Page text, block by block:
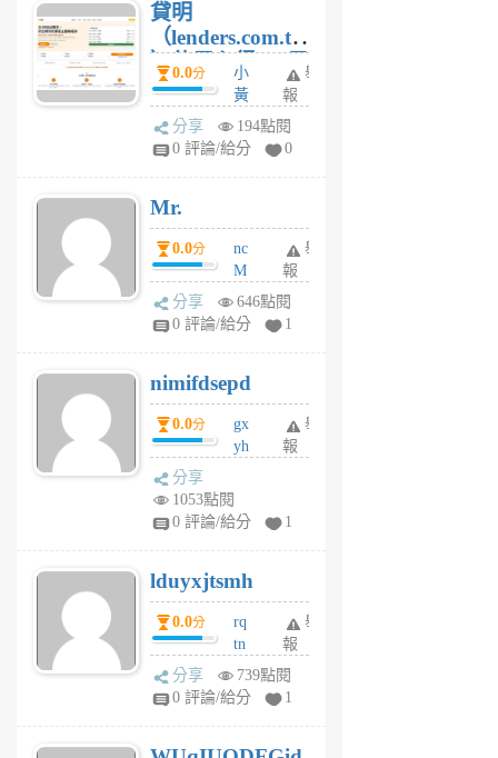
貸明
（lenders.com.tw
）使用心得 — 民
間貸款比較平台
體驗
0.0分
小
黃
蜂
1
舉
報
分享
194點閱
0 評論/給分
0
Mr.
0.0分
nc
M
U
F
U
5
個
月
舉
報
分享
646點閱
0 評論/給分
1
nimifdsepd
0.0分
gx
yh
jl
月
前
舉
報
分享
1053點閱
0 評論/給分
1
lduyxjtsmh
0.0分
rq
tn
jt
gl
舉
報
分享
739點閱
0 評論/給分
1